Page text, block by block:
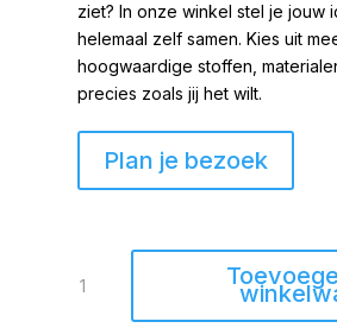
ziet? In onze winkel stel je jouw
helemaal zelf samen. Kies uit
hoogwaardige stoffen,
precies zoals jij het wilt.
Plan je bezoek
fauteuil
Microleder